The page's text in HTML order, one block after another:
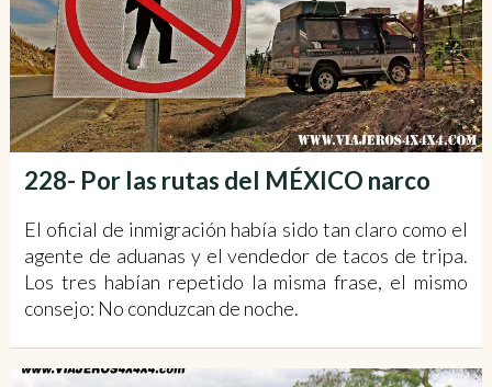
228- Por las rutas del MÉXICO narco
El oficial de inmigración había sido tan claro como el
agente de aduanas y el vendedor de tacos de tripa.
Los tres habían repetido la misma frase, el mismo
consejo: No conduzcan de noche.